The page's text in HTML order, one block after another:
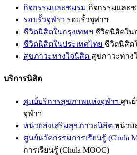
กิจกรรมและชมรม กิจกรรมและ
รอบรั้วจุฬาฯ รอบรั้วจุฬาฯ
ชีวิตนิสิตในกรุงเทพฯ ชีวิตนิสิตใน
ชีวิตนิสิตในประเทศไทย ชีวิตนิสิต
สุขภาวะทางใจนิสิต สุขภาวะทาง
บริการนิสิต
ศูนย์บริการสุขภาพแห่งจุฬาฯ ศูนย์
จุฬาฯ
หน่วยส่งเสริมสุขภาวะนิสิต หน่วย
ศูนย์นวัตกรรมการเรียนรู้ (Chula
การเรียนรู้ (Chula MOOC)